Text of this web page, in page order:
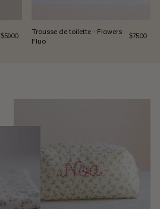
Prix régulier
$59.00
Trousse de toilette - Flowers
Fluo
Prix normal
$75.00